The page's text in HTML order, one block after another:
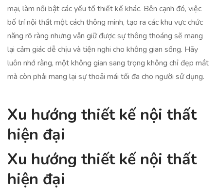
mại, làm nổi bật các yếu tố thiết kế khác. Bên cạnh đó, việc
bố trí nội thất một cách thông minh, tạo ra các khu vực chức
năng rõ ràng nhưng vẫn giữ được sự thông thoáng sẽ mang
lại cảm giác dễ chịu và tiện nghi cho không gian sống. Hãy
luôn nhớ rằng, một không gian sang trọng không chỉ đẹp mắt
mà còn phải mang lại sự thoải mái tối đa cho người sử dụng.
Xu hướng thiết kế nội thất
hiện đại
Xu hướng thiết kế nội thất
hiện đại